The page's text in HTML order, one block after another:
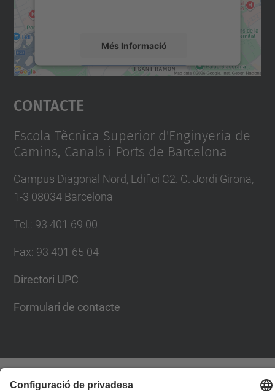
Més Informació
Accepta
powered by
Contacte
Escola Tècnica Superior d'Enginyeria de
Camins, Canals i Ports de Barcelona
Campus Diagonal Nord, Edifici C2. C. Jordi Girona,
1-3 08034 Barcelona
Tel.: 93 401 69 00
Fax: 93 401 65 04
Directori UPC
Formulari de contacte